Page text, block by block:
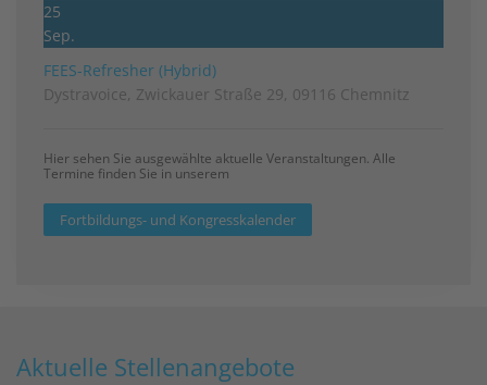
25
Sep.
FEES-Refresher (Hybrid)
Dystravoice, Zwickauer Straße 29, 09116 Chemnitz
Hier sehen Sie ausgewählte aktuelle Veranstaltungen. Alle
Termine finden Sie in unserem
Fortbildungs- und Kongresskalender
Aktuelle Stellenangebote